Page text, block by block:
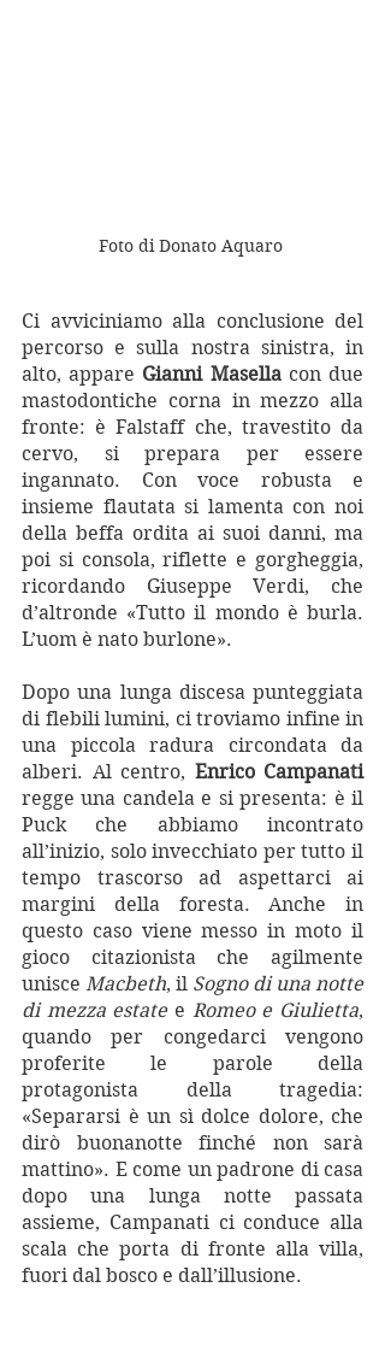
Foto di Donato Aquaro
Ci avviciniamo alla conclusione del
percorso e sulla nostra sinistra, in
alto, appare Gianni Masella con due
mastodontiche corna in mezzo alla
fronte: è Falstaff che, travestito da
cervo, si prepara per essere
ingannato. Con voce robusta e
insieme flautata si lamenta con noi
della beffa ordita ai suoi danni, ma
poi si consola, riflette e gorgheggia,
ricordando Giuseppe Verdi, che
d’altronde «Tutto il mondo è burla.
L’uom è nato burlone».
Dopo una lunga discesa punteggiata
di flebili lumini, ci troviamo infine in
una piccola radura circondata da
alberi. Al centro, Enrico Campanati
regge una candela e si presenta: è il
Puck che abbiamo incontrato
all’inizio, solo invecchiato per tutto il
tempo trascorso ad aspettarci ai
margini della foresta. Anche in
questo caso viene messo in moto il
gioco citazionista che agilmente
unisce Macbeth, il Sogno di una notte
di mezza estate e Romeo e Giulietta,
quando per congedarci vengono
proferite le parole della
protagonista della tragedia:
«Separarsi è un sì dolce dolore, che
dirò buonanotte finché non sarà
mattino». E come un padrone di casa
dopo una lunga notte passata
assieme, Campanati ci conduce alla
scala che porta di fronte alla villa,
fuori dal bosco e dall’illusione.